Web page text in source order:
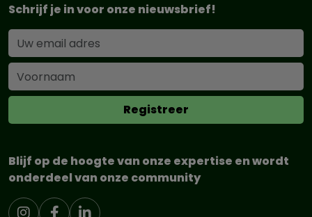
Schrijf je in voor onze nieuwsbrief!
Blijf op de hoogte van onze expertise en wordt
onderdeel van onze community